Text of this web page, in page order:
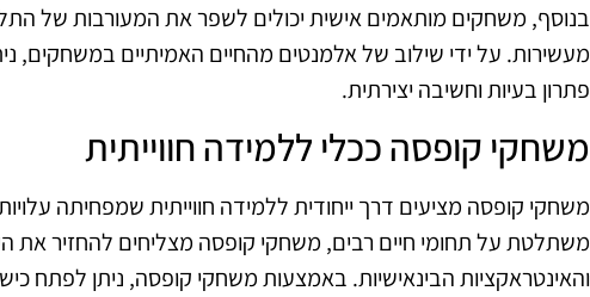
בנוסף, משחקים מותאמים אישית יכולים לשפר את המעורבות של
מעשירות. על ידי שילוב של אלמנטים מהחיים האמיתיים במשחקים,
פתרון בעיות וחשיבה יצירתית.
משחקי קופסה ככלי ללמידה חווייתית
משחקי קופסה מציעים דרך ייחודית ללמידה חווייתית שמפחיתה
משתלטת על תחומי חיים רבים, משחקי קופסה מצליחים להחזיר את
והאינטראקציות הבינאישיות. באמצעות משחקי קופסה, ניתן לפתח